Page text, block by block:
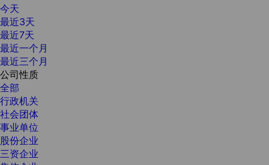
今天
最近3天
最近7天
最近一个月
最近三个月
公司性质
全部
行政机关
社会团体
事业单位
股份企业
三资企业